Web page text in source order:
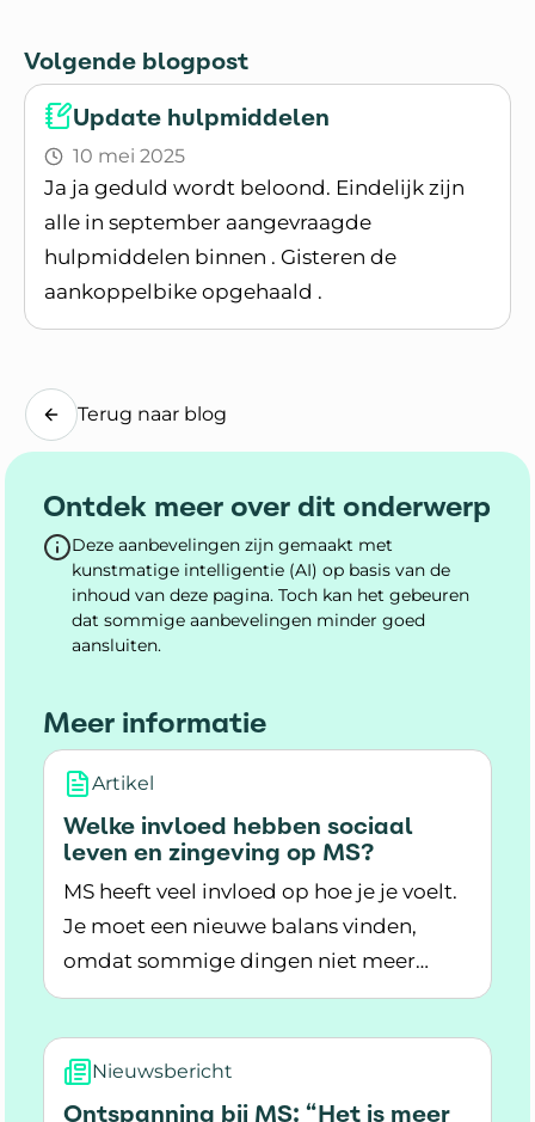
Volgende blogpost
Update hulpmiddelen
10 mei 2025
Ja ja geduld wordt beloond. Eindelijk zijn
alle in september aangevraagde
hulpmiddelen binnen . Gisteren de
aankoppelbike opgehaald .
Lees blogpost
Terug naar blog
Ontdek meer over dit onderwerp
Deze aanbevelingen zijn gemaakt met
kunstmatige intelligentie (AI) op basis van de
inhoud van deze pagina. Toch kan het gebeuren
dat sommige aanbevelingen minder goed
aansluiten.
Meer informatie
Artikel
Welke invloed hebben sociaal
leven en zingeving op MS?
MS heeft veel invloed op hoe je je voelt.
Je moet een nieuwe balans vinden,
omdat sommige dingen niet meer
lukken. Verbinding met anderen en
steun, kracht en meer rust.
Lees meer over Welke invloed hebben sociaal
Nieuwsbericht
Ontspanning bij MS: “Het is meer